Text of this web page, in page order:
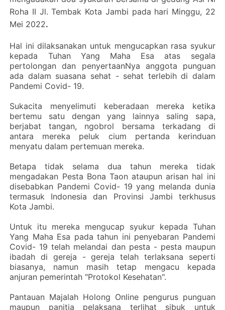
Roha II Jl. Tembak Kota Jambi pada hari Minggu, 22
Mei 2022.
Hal ini dilaksanakan untuk mengucapkan rasa syukur
kepada Tuhan Yang Maha Esa atas segala
pertolongan dan penyertaanNya anggota punguan
ada dalam suasana sehat - sehat terlebih di dalam
Pandemi Covid- 19.
Sukacita menyelimuti keberadaan mereka ketika
bertemu satu dengan yang lainnya saling sapa,
berjabat tangan, ngobrol bersama terkadang di
antara mereka peluk cium pertanda kerinduan
menyatu dalam pertemuan mereka.
Betapa tidak selama dua tahun mereka tidak
mengadakan Pesta Bona Taon ataupun arisan hal ini
disebabkan Pandemi Covid- 19 yang melanda dunia
termasuk Indonesia dan Provinsi Jambi terkhusus
Kota Jambi.
Untuk itu mereka mengucap syukur kepada Tuhan
Yang Maha Esa pada tahun ini penyebaran Pandemi
Covid- 19 telah melandai dan pesta - pesta maupun
ibadah di gereja - gereja telah terlaksana seperti
biasanya, namun masih tetap mengacu kepada
anjuran pemerintah "Protokol Kesehatan".
Pantauan Majalah Holong Online pengurus punguan
maupun panitia pelaksana terlihat sibuk untuk